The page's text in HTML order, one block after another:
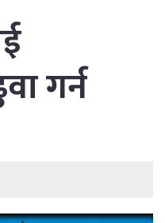
गर्न